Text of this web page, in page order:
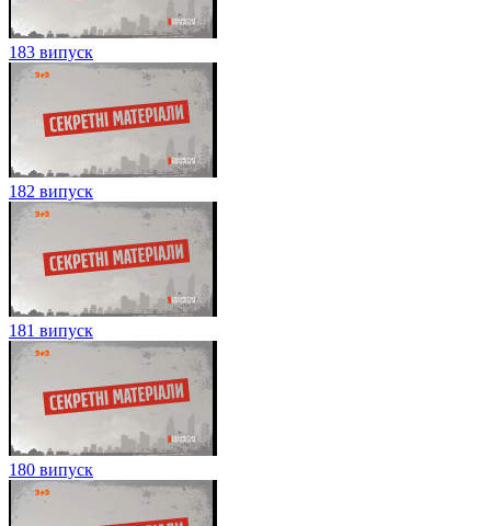
183 випуск
182 випуск
181 випуск
180 випуск